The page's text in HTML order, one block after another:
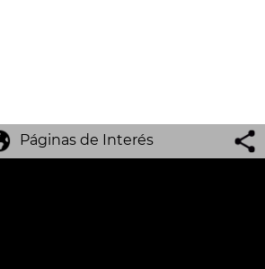
Páginas de Interés